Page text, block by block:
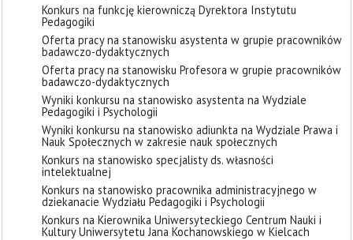
Konkurs na funkcję kierowniczą Dyrektora Instytutu
Pedagogiki
Oferta pracy na stanowisku asystenta w grupie pracowników
badawczo-dydaktycznych
Oferta pracy na stanowisku Profesora w grupie pracowników
badawczo-dydaktycznych
Wyniki konkursu na stanowisko asystenta na Wydziale
Pedagogiki i Psychologii
Wyniki konkursu na stanowisko adiunkta na Wydziale Prawa i
Nauk Społecznych w zakresie nauk społecznych
Konkurs na stanowisko specjalisty ds. własności
intelektualnej
Konkurs na stanowisko pracownika administracyjnego w
dziekanacie Wydziału Pedagogiki i Psychologii
Konkurs na Kierownika Uniwersyteckiego Centrum Nauki i
Kultury Uniwersytetu Jana Kochanowskiego w Kielcach